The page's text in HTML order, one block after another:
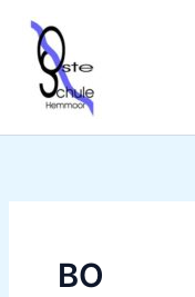
Inhalt
springen
BO
nach: